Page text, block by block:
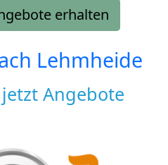
erhalten
Lehmheide
Angebote